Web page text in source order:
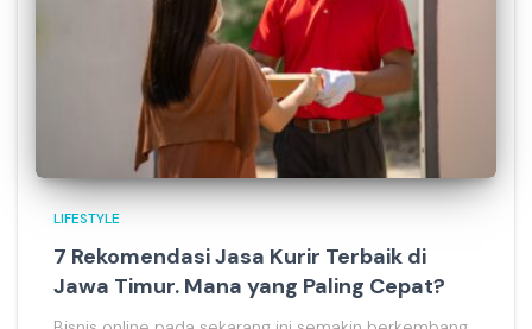
LIFESTYLE
7 Rekomendasi Jasa Kurir Terbaik di
Jawa Timur. Mana yang Paling Cepat?